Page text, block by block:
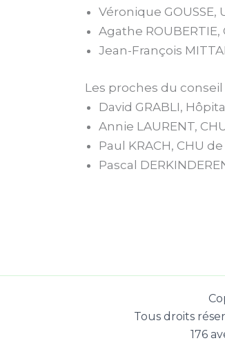
Véronique
Agathe
Jean-François
Les proches du
David GRABLI,
Annie LAURENT,
Paul KRACH, CHU
Pascal
Tous droits
176